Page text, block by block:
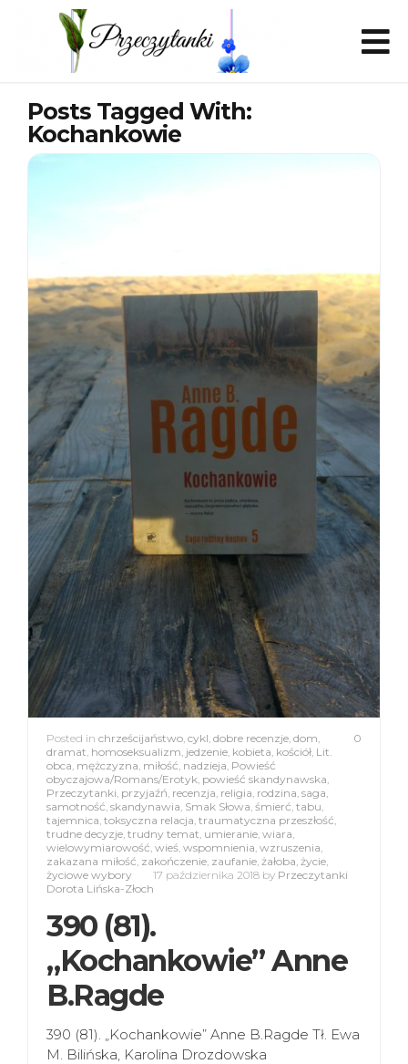
Posts Tagged With:
Kochankowie
0
Posted in chrześcijaństwo cykl dobre recenzje dom
dramat homoseksualizm jedzenie kobieta kościół Lit.
obca mężczyzna miłość nadzieja Powieść
obyczajowa/Romans/Erotyk powieść skandynawska
Przeczytanki przyjaźń recenzja religia rodzina saga
samotność skandynawia Smak Słowa śmierć tabu
tajemnica toksyczna relacja traumatyczna przeszłość
trudne decyzje trudny temat umieranie wiara
wielowymiarowość wieś wspomnienia wzruszenia
zakazana miłość zakończenie zaufanie żałoba życie
życiowe wybory
17 października 2018 by Przeczytanki
Dorota Lińska-Złoch
390 (81).
„Kochankowie” Anne
B.Ragde
390 (81). „Kochankowie” Anne B.Ragde Tł. Ewa
M. Bilińska, Karolina Drozdowska